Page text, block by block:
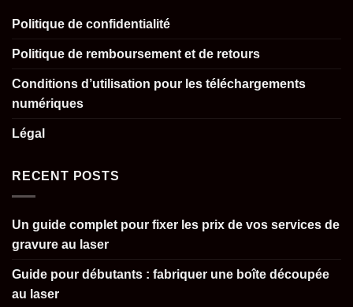
Politique de confidentialité
Politique de remboursement et de retours
Conditions d’utilisation pour les téléchargements
numériques
Légal
RECENT POSTS
Un guide complet pour fixer les prix de vos services de
gravure au laser
Guide pour débutants : fabriquer une boîte découpée
au laser